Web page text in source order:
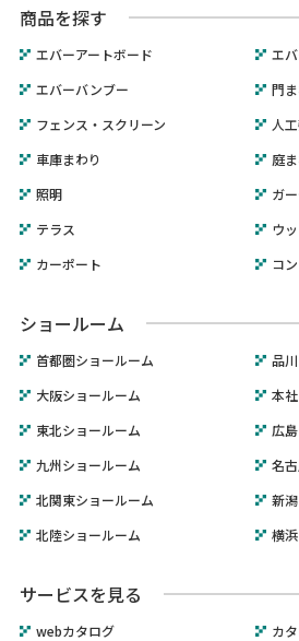
商品を探す
エバーアートボード
エ
エバーバンブー
門
フェンス・スクリーン
人
車庫まわり
庭
照明
ガ
テラス
ウ
カーポート
コ
ショールーム
首都圏ショールーム
品
大阪ショールーム
本
東北ショールーム
広
九州ショールーム
名
北関東ショールーム
新
北陸ショールーム
横
サービスを見る
webカタログ カ